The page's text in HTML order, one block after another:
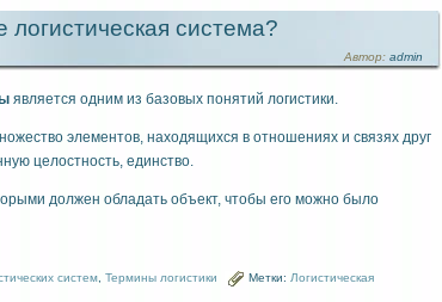
логистическая система?
Автор: admin
является одним из базовых понятий логистики.
элементов, находящихся в отношениях и связях друг
целостность, единство.
должен обладать объект, чтобы его можно было
систем Термины логистики Метки: Логистическая